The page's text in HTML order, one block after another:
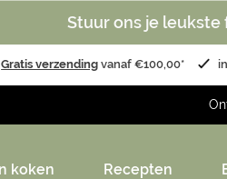
Stuur ons je leukste
Gratis verzending vanaf €100,00*
koken Recepten